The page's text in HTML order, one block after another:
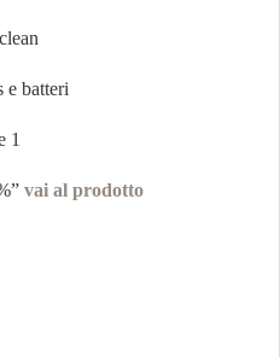
e batteri
1
vai al prodotto